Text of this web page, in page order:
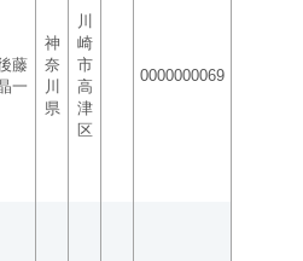
藤
一
神
奈
川
県
川
崎
市
高
津
区
0000000069